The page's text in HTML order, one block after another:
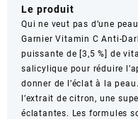
Le produit
Qui ne veut pas d’une
Garnier Vitamin C Anti-
puissante de [3,5 %] de
salicylique pour réduire
donner de l’éclat à la
l’extrait de citron, une
éclatantes. Les formules